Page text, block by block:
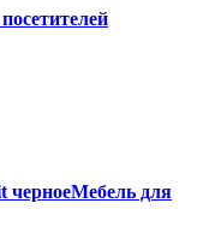
Мебель для